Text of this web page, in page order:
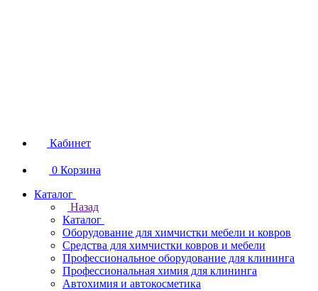
Кабинет
0 Корзина
Каталог
Назад
Каталог
Оборудование для химчистки мебели и ковров
Средства для химчистки ковров и мебели
Профессиональное оборудование для клининга
Профессиональная химия для клининга
Автохимия и автокосметика